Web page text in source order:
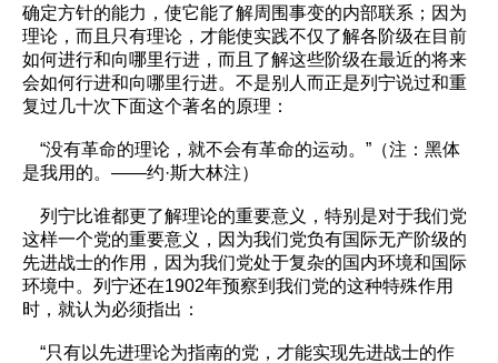
确定方针的能力，使它能了解周围事变的内部联系；因为
理论，而且只有理论，才能使实践不仅了解各阶级在目前
如何进行和向哪里行进，而且了解这些阶级在最近的将来
会如何行进和向哪里行进。不是别人而正是列宁说过和重
复过几十次下面这个著名的原理：
“没有革命的理论，就不会有革命的运动。”（注：黑体
是我用的。——约·斯大林注）
列宁比谁都更了解理论的重要意义，特别是对于我们党
这样一个党的重要意义，因为我们党负有国际无产阶级的
先进战士的作用，因为我们党处于复杂的国内环境和国际
环境中。列宁还在1902年预察到我们党的这种特殊作用
时，就认为必须指出：
“只有以先进理论为指南的党，才能实现先进战士的作